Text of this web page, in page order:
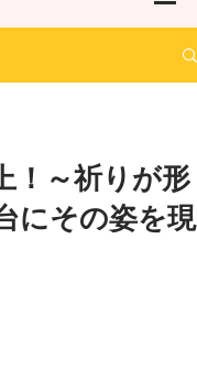
！～祈りが形
にその姿を現